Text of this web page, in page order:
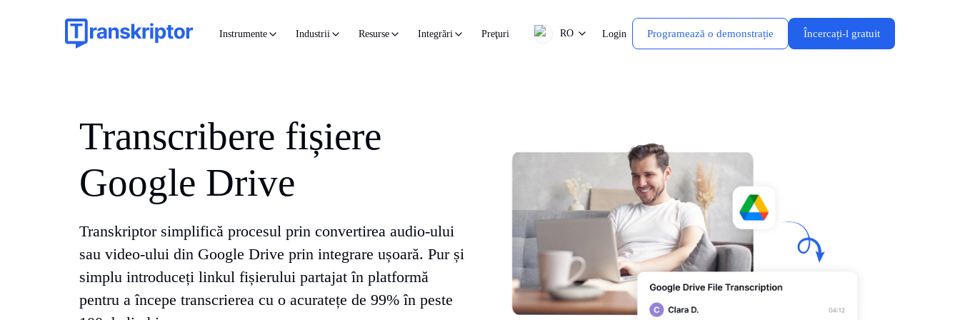
Instrumente Industrii Resurse Integrări Preţuri RO Login Programează o demonstrație Încercați-l gratuit
Transcribere fișiere
Google Drive
Transkriptor simplifică procesul prin convertirea audio-ului
sau video-ului din Google Drive prin integrare ușoară. Pur și
simplu introduceți linkul fișierului partajat în platformă
pentru a începe transcrierea cu o acuratețe de 99% în peste